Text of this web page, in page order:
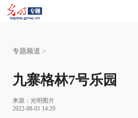
专题频道 >
九寨格林7号乐园
来源： 光明图片
2022-08-01 14:29